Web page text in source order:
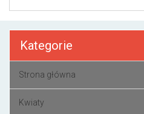
Kategorie
Strona główna
Kwiaty